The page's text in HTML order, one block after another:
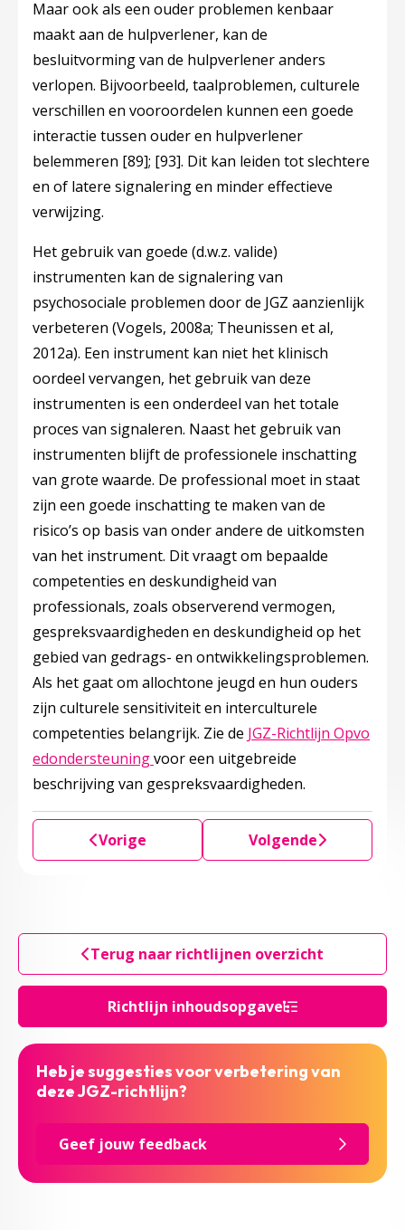
Richtlijn inhoudsopgave
Maar ook als een ouder problemen kenbaar
maakt aan de hulpverlener, kan de
besluitvorming van de hulpverlener anders
verlopen. Bijvoorbeeld, taalproblemen, culturele
verschillen en vooroordelen kunnen een goede
interactie tussen ouder en hulpverlener
belemmeren [89]; [93]. Dit kan leiden tot slechtere
en of latere signalering en minder effectieve
verwijzing.
Het gebruik van goede (d.w.z. valide)
instrumenten kan de signalering van
psychosociale problemen door de JGZ aanzienlijk
verbeteren (Vogels, 2008a; Theunissen et al,
2012a). Een instrument kan niet het klinisch
oordeel vervangen, het gebruik van deze
instrumenten is een onderdeel van het totale
proces van signaleren. Naast het gebruik van
instrumenten blijft de professionele inschatting
van grote waarde. De professional moet in staat
zijn een goede inschatting te maken van de
risico’s op basis van onder andere de uitkomsten
van het instrument. Dit vraagt om bepaalde
competenties en deskundigheid van
professionals, zoals observerend vermogen,
gespreksvaardigheden en deskundigheid op het
gebied van gedrags- en ontwikkelingsproblemen.
Als het gaat om allochtone jeugd en hun ouders
zijn culturele sensitiviteit en interculturele
competenties belangrijk. Zie de JGZ-Richtlijn Opvo
edondersteuningDeze linkt opent in een nieuw
voor een uitgebreide
beschrijving van gespreksvaardigheden.
Vorige Volgende
Terug naar richtlijnen overzicht
Heb je suggesties voor verbetering van
deze JGZ-richtlijn?
Geef jouw feedback